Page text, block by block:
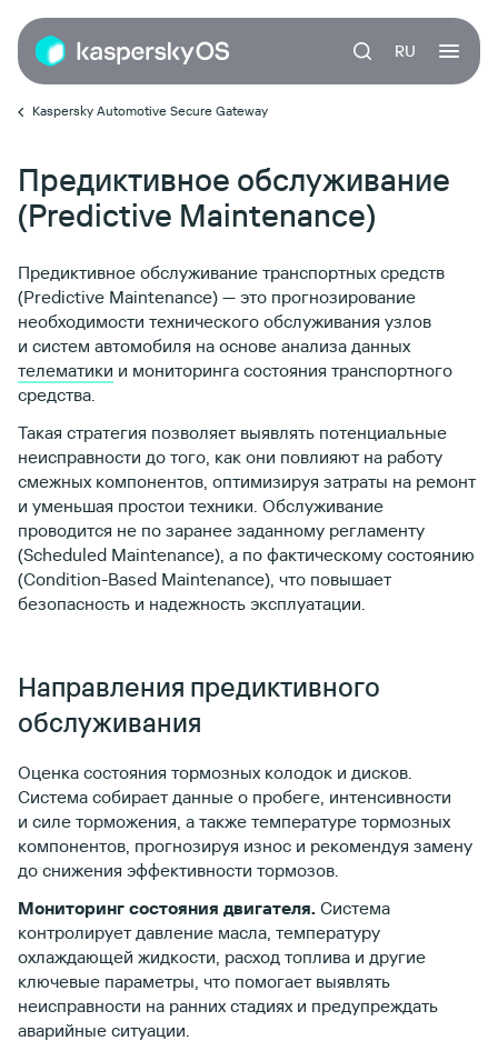
RU
Kaspersky Automotive Secure Gateway
Предиктивное обслуживание
(Predictive Maintenance)
Предиктивное обслуживание транспортных средств
(Predictive Maintenance) — это прогнозирование
необходимости технического обслуживания узлов
и систем автомобиля на основе анализа данных
телематики и мониторинга состояния транспортного
средства.
Такая стратегия позволяет выявлять потенциальные
неисправности до того, как они повлияют на работу
смежных компонентов, оптимизируя затраты на ремонт
и уменьшая простои техники. Обслуживание
проводится не по заранее заданному регламенту
(Scheduled Maintenance), а по фактическому состоянию
(Condition-Based Maintenance), что повышает
безопасность и надежность эксплуатации.
Направления предиктивного
обслуживания
Оценка состояния тормозных колодок и дисков.
Система собирает данные о пробеге, интенсивности
и силе торможения, а также температуре тормозных
компонентов, прогнозируя износ и рекомендуя замену
до снижения эффективности тормозов.
Мониторинг состояния двигателя. Система
контролирует давление масла, температуру
охлаждающей жидкости, расход топлива и другие
ключевые параметры, что помогает выявлять
неисправности на ранних стадиях и предупреждать
аварийные ситуации.